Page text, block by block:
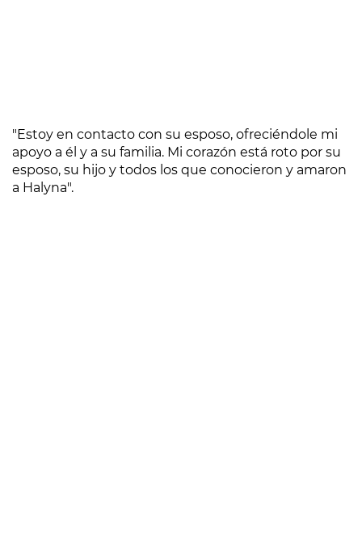
"Estoy en contacto con su esposo, ofreciéndole mi
apoyo a él y a su familia. Mi corazón está roto por su
esposo, su hijo y todos los que conocieron y amaron
a Halyna".